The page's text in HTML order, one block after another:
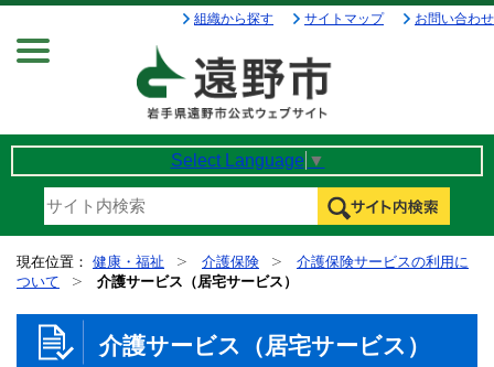
組織から探す サイトマップ お問い合わせ
Select Language ▼
現在位置： 健康・福祉 介護保険
介護保険サービスの利用に
ついて
介護サービス（居宅サービス）
介護サービス（居宅サービス）